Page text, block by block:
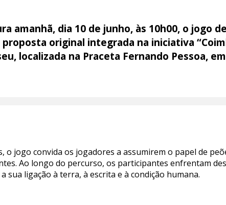
amanhã, dia 10 de junho, às 10h00, o jogo
original integrada na iniciativa
localizada na Praceta Fernando Pessoa,
o jogo convida os jogadores a assumirem o papel de
Ao longo do percurso, os participantes enfrentam
sua ligação à terra, à escrita e à condição humana.